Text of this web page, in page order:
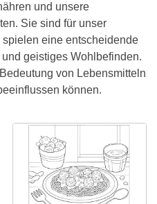
und unsere
Sie sind für unser
eine entscheidende
geistiges Wohlbefinden.
von Lebensmitteln
können.